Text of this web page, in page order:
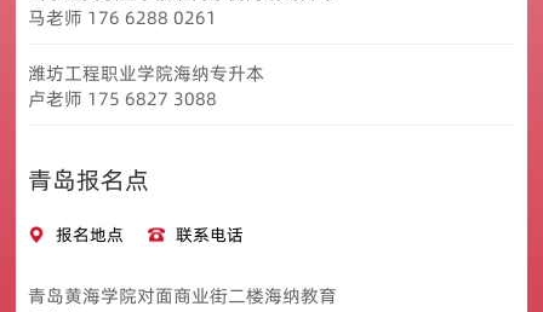
马老师 176 6288 0261
潍坊工程职业学院海纳专升本
卢老师 175 6827 3088
青岛报名点
报名地点 联系电话
青岛黄海学院对面商业街二楼海纳教育